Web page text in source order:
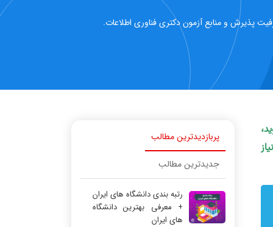
پربازدیدترین مطالب
جدیدترین مطالب
رتبه بندی دانشگاه های ایران
+ معرفی بهترین دانشگاه
های ایران